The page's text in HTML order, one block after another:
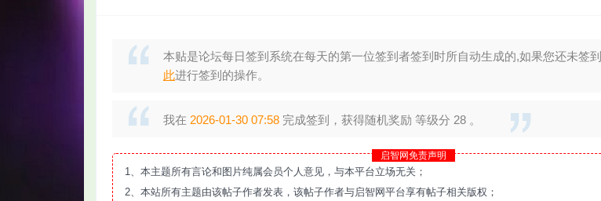
本贴是论坛每日签到系统在每天的第一位签到者签到时所自动生成的,如果您还未签
此进行签到的操作。
我在 2026-01-30 07:58 完成签到，获得随机奖励 等级分 28 。
启智网免责声明
1、本主题所有言论和图片纯属会员个人意见，与本平台立场无关；
2、本站所有主题由该帖子作者发表，该帖子作者与启智网平台享有帖子相关版权；